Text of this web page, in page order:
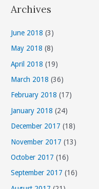
e
o
r
i
e
s
Archives
June 2018 (3)
May 2018 (8)
April 2018 (19)
March 2018 (36)
February 2018 (17)
January 2018 (24)
December 2017 (18)
November 2017 (13)
October 2017 (16)
September 2017 (16)